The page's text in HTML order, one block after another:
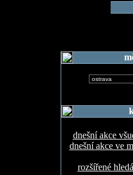
dnešní akce
dnešní akce ve
rozšířené